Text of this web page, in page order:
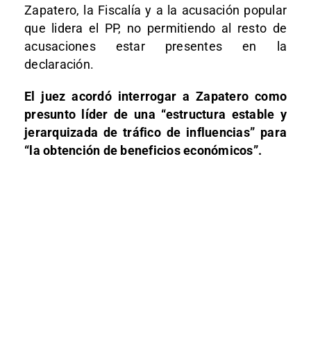
Zapatero, la Fiscalía y a la acusación popular
que lidera el PP, no permitiendo al resto de
acusaciones estar presentes en la
declaración.
El juez acordó interrogar a Zapatero como
presunto líder de una “estructura estable y
jerarquizada de tráfico de influencias” para
“la obtención de beneficios económicos”.